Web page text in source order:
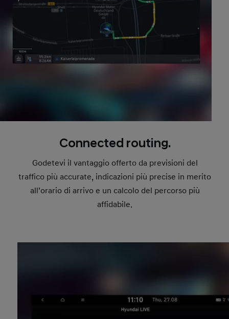
Connected routing.
Godetevi il vantaggio offerto da previsioni del
traffico più accurate, indicazioni più precise in merito
all’orario di arrivo e un calcolo del percorso più
affidabile.